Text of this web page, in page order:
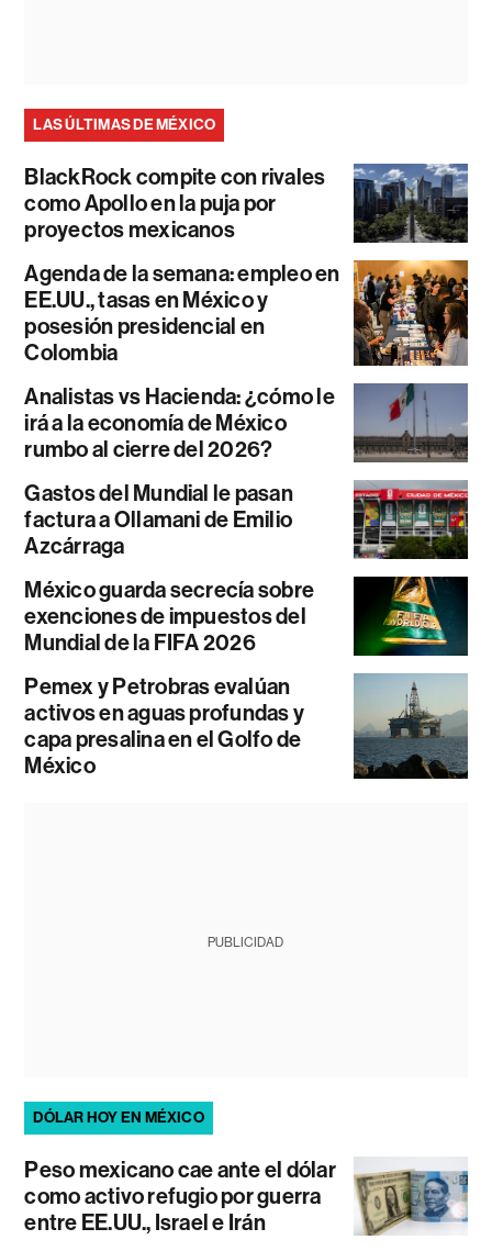
LAS ÚLTIMAS DE MÉXICO
BlackRock compite con rivales
como Apollo en la puja por
proyectos mexicanos
Agenda de la semana: empleo en
EE.UU., tasas en México y
posesión presidencial en
Colombia
Analistas vs Hacienda: ¿cómo le
irá a la economía de México
rumbo al cierre del 2026?
Gastos del Mundial le pasan
factura a Ollamani de Emilio
Azcárraga
México guarda secrecía sobre
exenciones de impuestos del
Mundial de la FIFA 2026
Pemex y Petrobras evalúan
activos en aguas profundas y
capa presalina en el Golfo de
México
PUBLICIDAD
DÓLAR HOY EN MÉXICO
Peso mexicano cae ante el dólar
como activo refugio por guerra
entre EE.UU., Israel e Irán